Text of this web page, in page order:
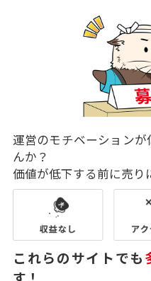
運営のモチベーション
んか？
価値が低下する前に売り
これらのサイトでも
す！